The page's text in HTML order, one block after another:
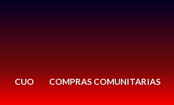
CUO COMPRAS COMUNITARIAS